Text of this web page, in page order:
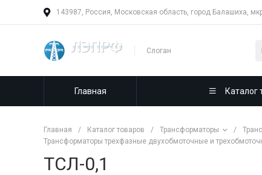
143987, Россия, Московская область, город Балашиха,
Слоган
Главная Каталог
Главная / Каталог товаров / Трансформаторы /
Трансформаторы трехфазные двухобмоточные и
ТСЛ-0,1